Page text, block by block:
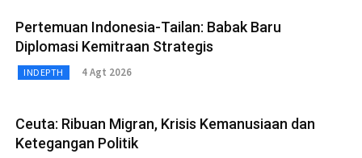
Pertemuan Indonesia-Tailan: Babak Baru
Diplomasi Kemitraan Strategis
INDEPTH 4 Agt 2026
Ceuta: Ribuan Migran, Krisis Kemanusiaan dan
Ketegangan Politik